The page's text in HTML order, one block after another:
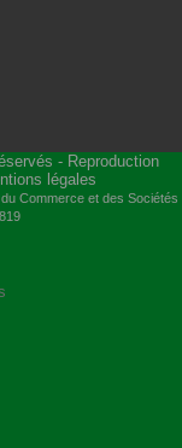
- Reproduction
légales
Commerce et des Sociétés